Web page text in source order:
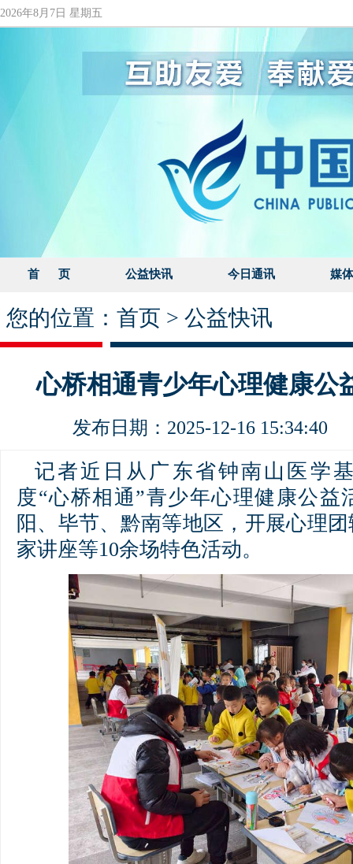
2026年8月7日 星期五
首 页 公益快讯 今日通讯 媒
您的位置： 首页 > 公益快讯
心桥相通青少年心理健康公
发布日期：2025-12-16
记者近日从广东省钟南山医学
度“心桥相通”青少年心理健康公益
阳、毕节、黔南等地区，开展心理
家讲座等10余场特色活动。